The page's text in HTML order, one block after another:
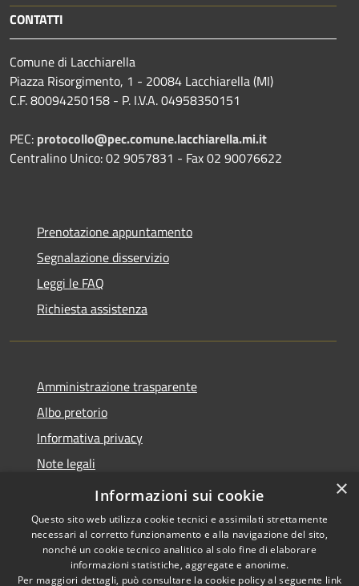
CONTATTI
Comune di Lacchiarella
Piazza Risorgimento, 1 - 20084 Lacchiarella (MI)
C.F. 80094250158 - P. I.V.A. 04958350151
PEC: protocollo@pec.comune.lacchiarella.mi.it
Centralino Unico: 02 9057831 - Fax 02 90076622
Prenotazione appuntamento
Segnalazione disservizio
Leggi le FAQ
Richiesta assistenza
Amministrazione trasparente
Albo pretorio
Informativa privacy
Note legali
Dichiarazione di accessibilità
Copyright © 2026 • Comune di
×
Informazioni sui cookie
Questo sito web utilizza cookie tecnici e assimilati strettamente
necessari al corretto funzionamento e alla navigazione del sito,
nonché un cookie tecnico analitico al solo fine di elaborare
informazioni statistiche, aggregate e anonime.
Per maggiori dettagli, può consultare la cookie policy al seguente link